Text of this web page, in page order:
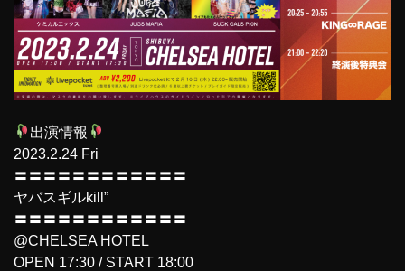
出演情報
2023.2.24 Fri
〓〓〓〓〓〓〓〓〓〓〓〓
ヤバスギルkill”
〓〓〓〓〓〓〓〓〓〓〓〓
@CHELSEA HOTEL
OPEN 17:30 / START 18:00